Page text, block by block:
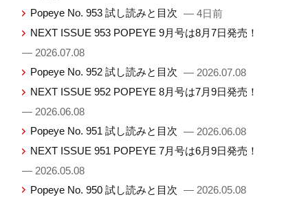
Popeye No. 953 試し読みと目次 — 4日前
NEXT ISSUE 953 POPEYE 9月号は8月7日発売！
— 2026.07.08
Popeye No. 952 試し読みと目次 — 2026.07.08
NEXT ISSUE 952 POPEYE 8月号は7月9日発売！
— 2026.06.08
Popeye No. 951 試し読みと目次 — 2026.06.08
NEXT ISSUE 951 POPEYE 7月号は6月9日発売！
— 2026.05.08
Popeye No. 950 試し読みと目次 — 2026.05.08